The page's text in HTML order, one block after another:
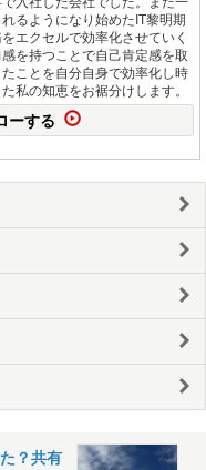
るようになり始めたIT黎明期
エクセルで効率化させていく
を持つことで自己肯定感を取
ことを自分自身で効率化し時
私の知恵をお裾分けします。
ーする
？共有